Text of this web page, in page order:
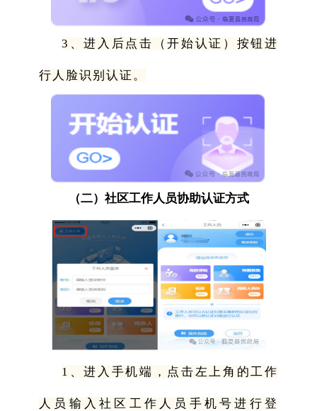
3、进入后点击（开始认证）按钮进
行人脸识别认证。
（二）社区工作人员协助认证方式
1、进入手机端，点击左上角的工作
人员输入社区工作人员手机号进行登